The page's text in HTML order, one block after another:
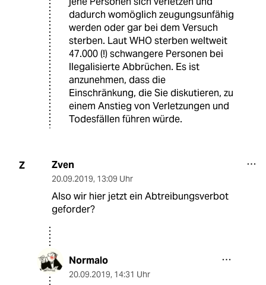
dadurch womöglich zeugungsunfähig
werden oder gar bei dem Versuch
sterben. Laut WHO sterben weltweit
47.000 (!) schwangere Personen bei
llegalisierte Abbrüchen. Es ist
anzunehmen, dass die
Einschränkung, die Sie diskutieren, zu
einem Anstieg von Verletzungen und
Todesfällen führen würde.
Z Zven
20.09.2019, 13:09 Uhr
Also wir hier jetzt ein Abtreibungsverbot
geforder?
Normalo
20.09.2019, 14:31 Uhr